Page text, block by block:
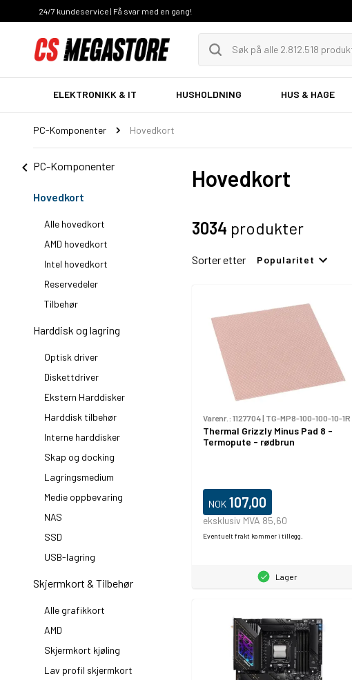
24/7 kundeservice | Få svar med en gang!
ELEKTRONIKK & IT HUSHOLDNING HUS & HAGE
PC-Komponenter Hovedkort
PC-Komponenter
Hovedkort
Alle hovedkort
AMD hovedkort
Intel hovedkort
Reservedeler
Tilbehør
Harddisk og lagring
Optisk driver
Diskettdriver
Ekstern Harddisker
Harddisk tilbehør
Interne harddisker
Skap og docking
Lagringsmedium
Medie oppbevaring
NAS
SSD
USB-lagring
Skjermkort & Tilbehør
Alle grafikkort
AMD
Skjermkort kjøling
Lav profil skjermkort
Hovedkort
3034 produkter
Sorter etter Popularitet
Varenr.: 1127704| TG-MP8-100-100-10-1R
Thermal Grizzly Minus Pad 8 -
Termopute - rødbrun
NOK 107,00
eksklusiv MVA 85,60
Eventuelt frakt kommer i tillegg.
Lager